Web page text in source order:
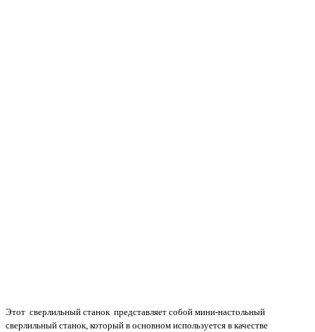
Этот сверлильный станок представляет собой мини-настольный
сверлильный станок, который в основном используется в качестве